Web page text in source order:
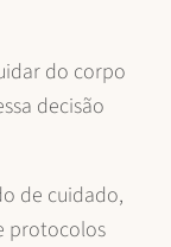
do corpo
decisão
de cuidado,
protocolos